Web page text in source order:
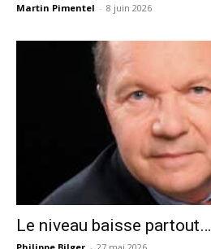
Martin Pimentel - 8 juin 2026
Le niveau baisse partout…